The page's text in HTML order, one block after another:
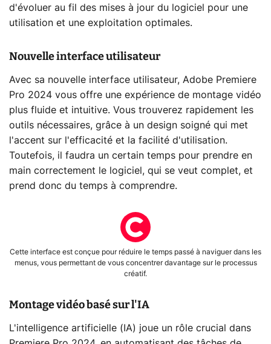
d'évoluer au fil des mises à jour du logiciel pour une
utilisation et une exploitation optimales.
Nouvelle interface utilisateur
Avec sa nouvelle interface utilisateur, Adobe Premiere
Pro 2024 vous offre une expérience de montage vidéo
plus fluide et intuitive. Vous trouverez rapidement les
outils nécessaires, grâce à un design soigné qui met
l'accent sur l'efficacité et la facilité d'utilisation.
Toutefois, il faudra un certain temps pour prendre en
main correctement le logiciel, qui se veut complet, et
prend donc du temps à comprendre.
Cette interface est conçue pour réduire le temps passé à naviguer dans les
menus, vous permettant de vous concentrer davantage sur le processus
créatif.
Montage vidéo basé sur l'IA
L'intelligence artificielle (IA) joue un rôle crucial dans